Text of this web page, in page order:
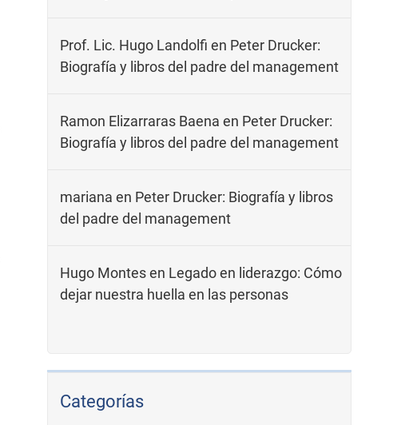
Prof. Lic. Hugo Landolfi en Peter Drucker:
Biografía y libros del padre del management
Ramon Elizarraras Baena en Peter Drucker:
Biografía y libros del padre del management
mariana en Peter Drucker: Biografía y libros
del padre del management
Hugo Montesen Legado en liderazgo: Cómo
dejar nuestra huella en las personas
Categorías